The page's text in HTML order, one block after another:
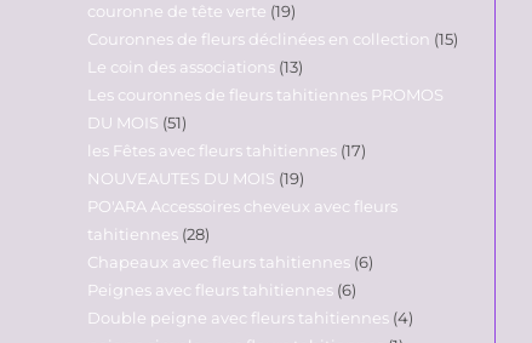
couronne de tête verte 19
Couronnes de fleurs déclinées en collection 15
Le coin des associations 13
Les couronnes de fleurs tahitiennes PROMOS
DU MOIS 51
les Fêtes avec fleurs tahitiennes 17
NOUVEAUTES DU MOIS 19
PO'ARA Accessoires cheveux avec fleurs
tahitiennes 28
Chapeaux avec fleurs tahitiennes 6
Peignes avec fleurs tahitiennes 6
Double peigne avec fleurs tahitiennes 4